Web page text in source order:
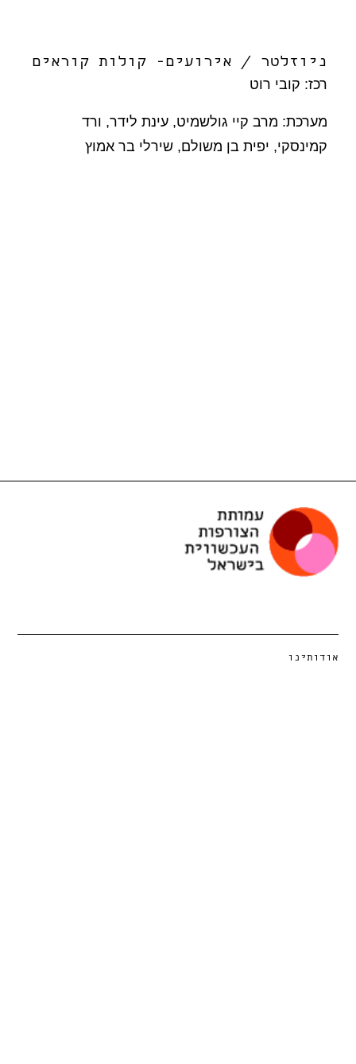
ניוזלטר / אירועים- קולות קוראים
רכז: קובי רוט
מערכת: מרב קיי גולשמיט, עינת לידר, ורד
קמינסקי, יפית בן משולם, שירלי בר אמוץ
אודותינו